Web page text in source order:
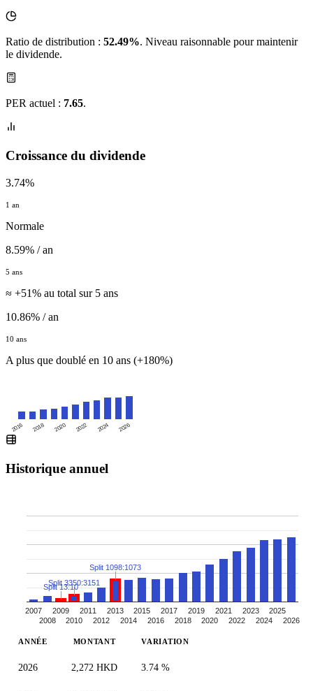
Ratio de distribution : 52.49%. Niveau raisonnable pour maintenir
le dividende.
PER actuel : 7.65.
Croissance du dividende
3.74%
1 an
Normale
8.59% / an
5 ans
≈ +51% au total sur 5 ans
10.86% / an
10 ans
A plus que doublé en 10 ans (+180%)
2016 2018 2020 2022 2024 2026
Historique annuel
2007
2008
2009
2010
2011
2012
2013
2014
2015
2016
2017
2018
2019
2020
2021
2022
2023
2024
2025
2026
Split 13:10
Split 3350:3151
Split 1098:1073
ANNÉE MONTANT VARIATION
2026 2,272 HKD 3.74 %